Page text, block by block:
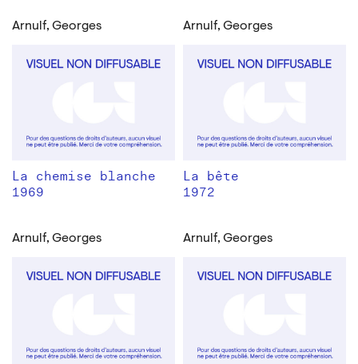
Arnulf, Georges
La chemise blanche
1969
Arnulf, Georges
La bête
1972
Arnulf, Georges Arnulf, Georges